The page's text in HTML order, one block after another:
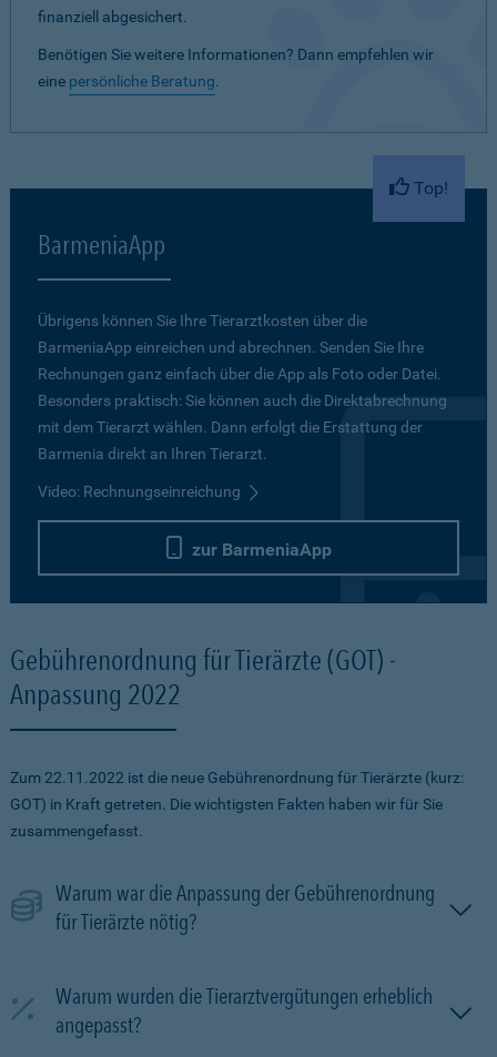
finanziell abgesichert.
Benötigen Sie weitere Informationen? Dann empfehlen wir
eine persönliche Beratung.
Top!
BarmeniaApp
Übrigens können Sie Ihre Tierarztkosten über die
BarmeniaApp einreichen und abrechnen. Senden Sie Ihre
Rechnungen ganz einfach über die App als Foto oder Datei.
Besonders praktisch: Sie können auch die Direktabrechnung
mit dem Tierarzt wählen. Dann erfolgt die Erstattung der
Barmenia direkt an Ihren Tierarzt.
Video: Rechnungseinreichung
zur BarmeniaApp
Gebührenordnung für Tierärzte (GOT) -
Anpassung 2022
Zum 22.11.2022 ist die neue Gebührenordnung für Tierärzte (kurz:
GOT) in Kraft getreten. Die wichtigsten Fakten haben wir für Sie
zusammengefasst.
Warum war die Anpassung der Gebührenordnung
für Tierärzte nötig?
Warum wurden die Tierarztvergütungen erheblich
angepasst?